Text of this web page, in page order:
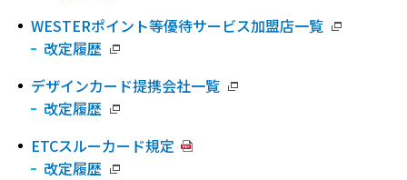
WESTERポイント等優待サービス加盟店一覧
改定履歴
デザインカード提携会社一覧
改定履歴
ETCスルーカード規定
改定履歴